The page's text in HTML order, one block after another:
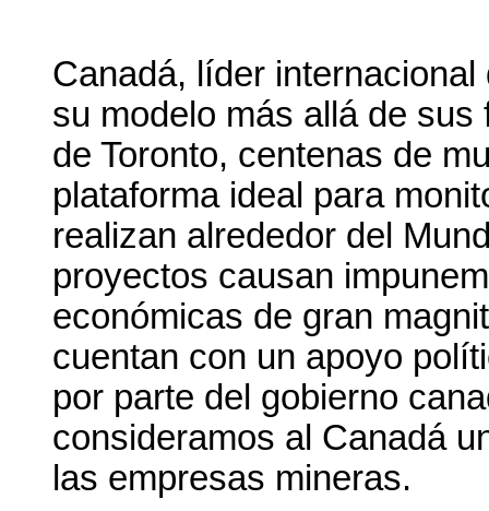
Canadá, líder
su modelo más allá de
de Toronto, centenas de
plataforma ideal para
realizan alrededor del
proyectos causan
económicas de gran
cuentan con un apoyo
por parte del gobierno
consideramos al Canadá
las empresas mineras.